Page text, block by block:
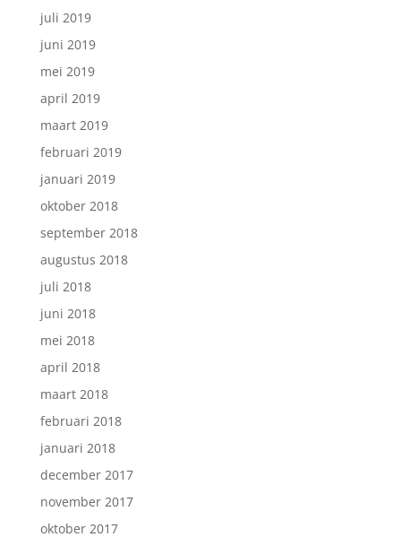
juli 2019
juni 2019
mei 2019
april 2019
maart 2019
februari 2019
januari 2019
oktober 2018
september 2018
augustus 2018
juli 2018
juni 2018
mei 2018
april 2018
maart 2018
februari 2018
januari 2018
december 2017
november 2017
oktober 2017